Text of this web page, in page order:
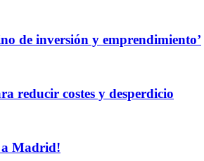
de inversión y emprendimiento’
reducir costes y desperdicio
a Madrid!